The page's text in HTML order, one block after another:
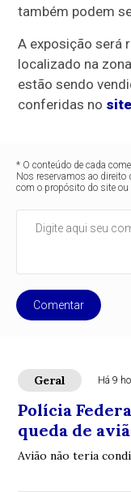
também podem
A exposição será
localizado na
estão sendo
conferidas no
* O conteúdo de cada
Nos reservamos ao direito
com o propósito do site
Comentar
Geral Há 9
Polícia
queda de
Avião não teria